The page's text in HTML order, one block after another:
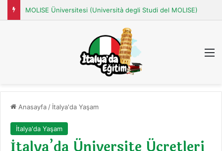
MOLISE Üniversitesi (Università degli Studi del MOLISE)
Anasayfa / İtalya'da Yaşam
İtalya'da Yaşam